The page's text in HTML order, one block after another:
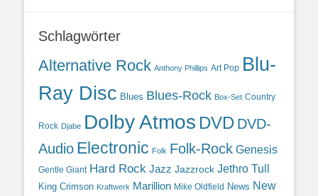
Schlagwörter
Alternative Rock Anthony Phillips Art Pop Blu-
Ray Disc Blues Blues-Rock Box-Set Country
Rock Djabe Dolby Atmos DVD DVD-
Audio Electronic Folk Folk-Rock Genesis
Gentle Giant Hard Rock Jazz Jazzrock Jethro Tull
King Crimson Kraftwerk Marillion Mike Oldfield News New